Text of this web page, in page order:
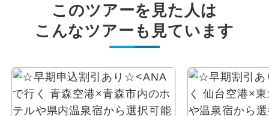
このツアーを見た人は
こんなツアーも見ています